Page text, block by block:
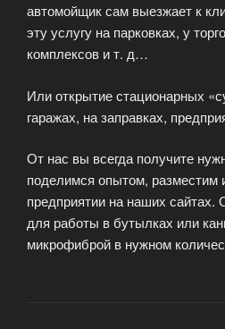
автомойщик сам выезжает к
эту услугу на парковках, у
комплексов и т. д…
Или открытие стационарных
гаражах, на заправках,
От нас вы всегда получите
поделимся опытом,
предприятии на наших
для работы в бутылках или
микрофиброй в нужном